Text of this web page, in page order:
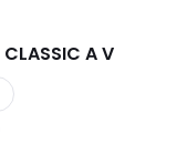
A V